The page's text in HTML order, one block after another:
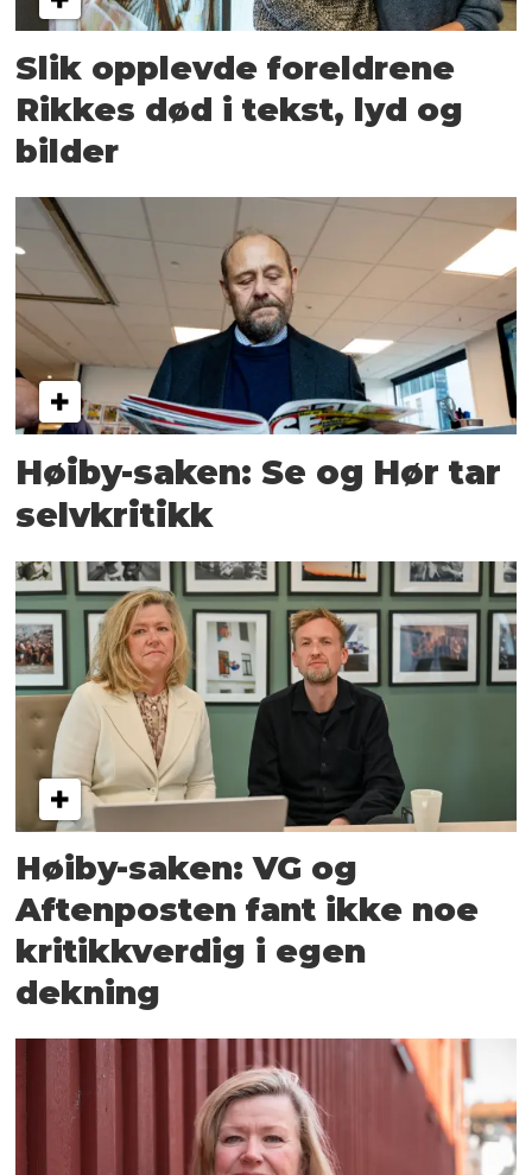
Slik opplevde foreldrene
Rikkes død i tekst, lyd og
bilder
Høiby-saken: Se og Hør tar
selvkritikk
Høiby-saken: VG og
Aftenposten fant ikke noe
kritikkverdig i egen
dekning